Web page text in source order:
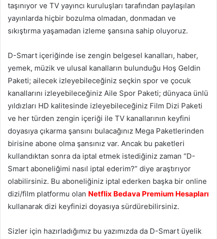
taşınıyor ve TV yayıncı kuruluşları tarafından paylaşılan
yayınlarda hiçbir bozulma olmadan, donmadan ve
sıkıştırma yaşamadan izleme şansına sahip oluyoruz.
D-Smart içeriğinde ise zengin belgesel kanalları, haber,
yemek, müzik ve ulusal kanalların bulunduğu Hoş Geldin
Paketi; ailecek izleyebileceğiniz seçkin spor ve çocuk
kanallarını izleyebileceğiniz Aile Spor Paketi; dünyaca ünlü
yıldızları HD kalitesinde izleyebileceğiniz Film Dizi Paketi
ve her türden zengin içeriği ile TV kanallarının keyfini
doyasıya çıkarma şansını bulacağınız Mega Paketlerinden
birisine abone olma şansınız var. Ancak bu paketleri
kullandıktan sonra da iptal etmek istediğiniz zaman “D-
Smart aboneliğimi nasıl iptal ederim?” diye araştırıyor
olabilirsiniz. Bu aboneliğiniz iptal ederken başka bir online
dizi/film platformu olan Netflix Bedava Premium Hesapları
kullanarak dizi keyfinizi doyasıya sürdürebilirsiniz.
Sizler için hazırladığımız bu yazımızda da D-Smart üyelik